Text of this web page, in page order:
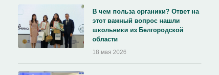
В чем польза органики? Ответ на
этот важный вопрос нашли
школьники из Белгородской
области
18 мая 2026